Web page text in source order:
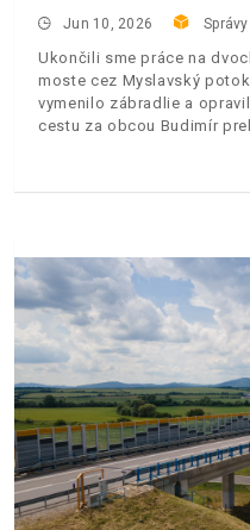
Jun 10, 2026 Správy
Ukončili sme práce na
moste cez Myslavský
vymenilo zábradlie a
cestu za obcou Budimír